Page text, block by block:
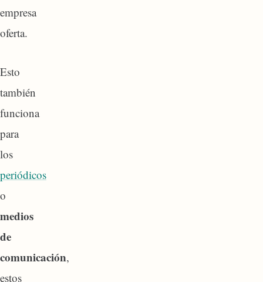
empresa
oferta.
Esto
también
funciona
para
los
periódicos
o
medios
de
comunicación,
estos